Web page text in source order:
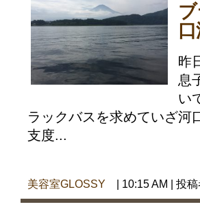
昨
息
い
ラックバスを求めていざ河
支度...
美容室GLOSSY | 10:15 AM | 投稿